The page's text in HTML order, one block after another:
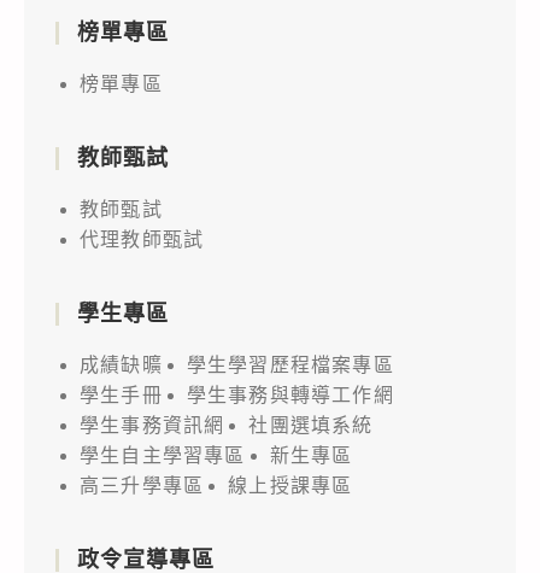
榜單專區
榜單專區
教師甄試
教師甄試
代理教師甄試
學生專區
成績缺曠
學生學習歷程檔案專區
學生手冊
學生事務與轉導工作網
學生事務資訊網
社團選填系統
學生自主學習專區
新生專區
高三升學專區
線上授課專區
政令宣導專區